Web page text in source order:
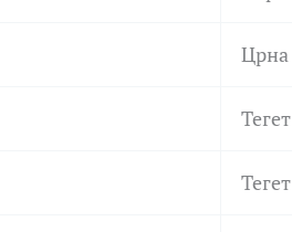
Црна
Тегет
Тегет